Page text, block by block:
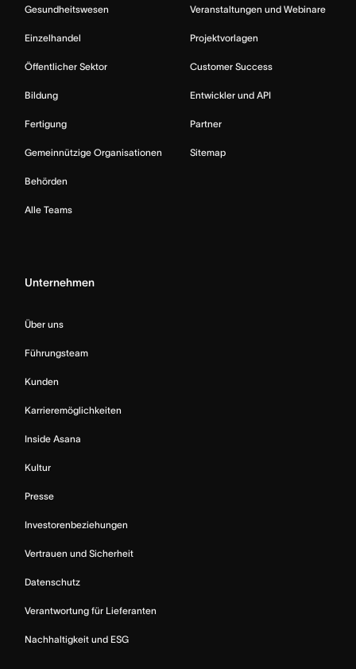
Gesundheitswesen
Einzelhandel
Öffentlicher Sektor
Bildung
Fertigung
Gemeinnützige Organisationen
Behörden
Alle Teams
Veranstaltungen und Webinare
Projektvorlagen
Customer Success
Entwickler und API
Partner
Sitemap
Unternehmen
Über uns
Führungsteam
Kunden
Karrieremöglichkeiten
Inside Asana
Kultur
Presse
Investorenbeziehungen
Vertrauen und Sicherheit
Datenschutz
Verantwortung für Lieferanten
Nachhaltigkeit und ESG